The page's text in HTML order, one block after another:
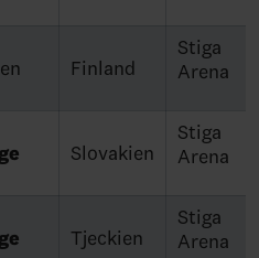
Finland
Stiga
Arena
Slovakien
Stiga
Arena
Tjeckien
Stiga
Arena